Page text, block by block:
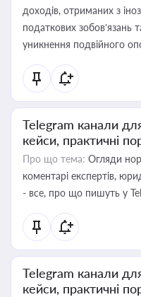
доходів, отриманих з
податкових зобов’язань
уникнення подвійного
Telegram канали
кейси, практичні
Про що тема: Огляди
коментарі експертів,
- все, про що пишуть у
Telegram канали
кейси, практичні